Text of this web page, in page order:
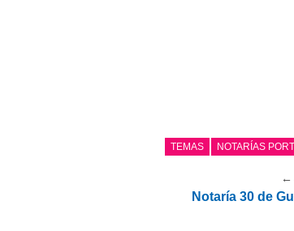
TEMAS NOTARÍAS
←
Notaría 30 de